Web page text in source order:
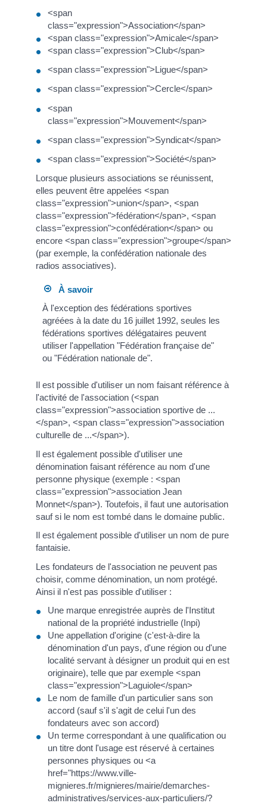
<span
class="expression">Association</span>
<span class="expression">Amicale</span>
<span class="expression">Club</span>
<span class="expression">Ligue</span>
<span class="expression">Cercle</span>
<span
class="expression">Mouvement</span>
<span class="expression">Syndicat</span>
<span class="expression">Société</span>
Lorsque plusieurs associations se réunissent,
elles peuvent être appelées <span
class="expression">union</span>, <span
class="expression">fédération</span>, <span
class="expression">confédération</span> ou
encore <span class="expression">groupe</span>
(par exemple, la confédération nationale des
radios associatives).
À savoir
À l'exception des fédérations sportives
agréées à la date du 16 juillet 1992, seules les
fédérations sportives délégataires peuvent
utiliser l'appellation "Fédération française de"
ou "Fédération nationale de".
Il est possible d'utiliser un nom faisant référence à
l'activité de l'association (<span
class="expression">association sportive de ...
</span>, <span class="expression">association
culturelle de ...</span>).
Il est également possible d'utiliser une
dénomination faisant référence au nom d'une
personne physique (exemple : <span
class="expression">association Jean
Monnet</span>). Toutefois, il faut une autorisation
sauf si le nom est tombé dans le domaine public.
Il est également possible d'utiliser un nom de pure
fantaisie.
Les fondateurs de l'association ne peuvent pas
choisir, comme dénomination, un nom protégé.
Ainsi il n'est pas possible d'utiliser :
Une marque enregistrée auprès de l'Institut
national de la propriété industrielle (Inpi)
Une appellation d'origine (c'est-à-dire la
dénomination d'un pays, d'une région ou d'une
localité servant à désigner un produit qui en est
originaire), telle que par exemple <span
class="expression">Laguiole</span>
Le nom de famille d'un particulier sans son
accord (sauf s'il s'agit de celui l'un des
fondateurs avec son accord)
Un terme correspondant à une qualification ou
un titre dont l'usage est réservé à certaines
personnes physiques ou <a
href="https://www.ville-
mignieres.fr/mignieres/mairie/demarches-
administratives/services-aux-particuliers/?